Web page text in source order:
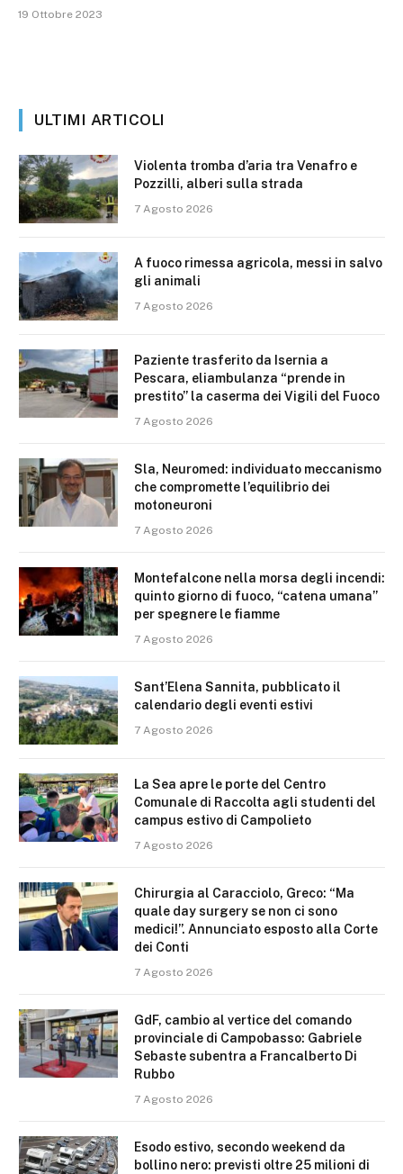
19 Ottobre 2023
ULTIMI ARTICOLI
Violenta tromba d’aria tra Venafro e
Pozzilli, alberi sulla strada
7 Agosto 2026
A fuoco rimessa agricola, messi in salvo
gli animali
7 Agosto 2026
Paziente trasferito da Isernia a
Pescara, eliambulanza “prende in
prestito” la caserma dei Vigili del Fuoco
7 Agosto 2026
Sla, Neuromed: individuato meccanismo
che compromette l’equilibrio dei
motoneuroni
7 Agosto 2026
Montefalcone nella morsa degli incendi:
quinto giorno di fuoco, “catena umana”
per spegnere le fiamme
7 Agosto 2026
Sant’Elena Sannita, pubblicato il
calendario degli eventi estivi
7 Agosto 2026
La Sea apre le porte del Centro
Comunale di Raccolta agli studenti del
campus estivo di Campolieto
7 Agosto 2026
Chirurgia al Caracciolo, Greco: “Ma
quale day surgery se non ci sono
medici!”. Annunciato esposto alla Corte
dei Conti
7 Agosto 2026
GdF, cambio al vertice del comando
provinciale di Campobasso: Gabriele
Sebaste subentra a Francalberto Di
Rubbo
7 Agosto 2026
Esodo estivo, secondo weekend da
bollino nero: previsti oltre 25 milioni di